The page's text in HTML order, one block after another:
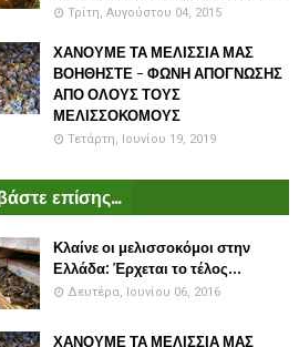
Τρίτη, Αυγούστου 04, 2015
ΧΑΝΟΥΜΕ ΤΑ ΜΕΛΙΣΣΙΑ ΜΑΣ
ΒΟΗΘΗΣΤΕ - ΦΩΝΗ ΑΠΟΓΝΩΣΗΣ
ΑΠΟ ΟΛΟΥΣ ΤΟΥΣ
ΜΕΛΙΣΣΟΚΟΜΟΥΣ
Τετάρτη, Ιουνίου 19, 2019
επίσης...
Κλαίνε οι μελισσοκόμοι στην
Ελλάδα: Έρχεται το τέλος...
Δευτέρα, Ιουνίου 06, 2016
ΧΑΝΟΥΜΕ ΤΑ ΜΕΛΙΣΣΙΑ ΜΑΣ